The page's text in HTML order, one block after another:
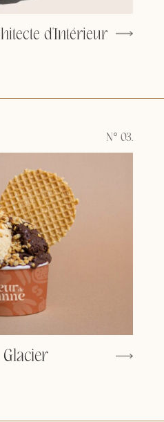
d'Intérieur
N° 03.